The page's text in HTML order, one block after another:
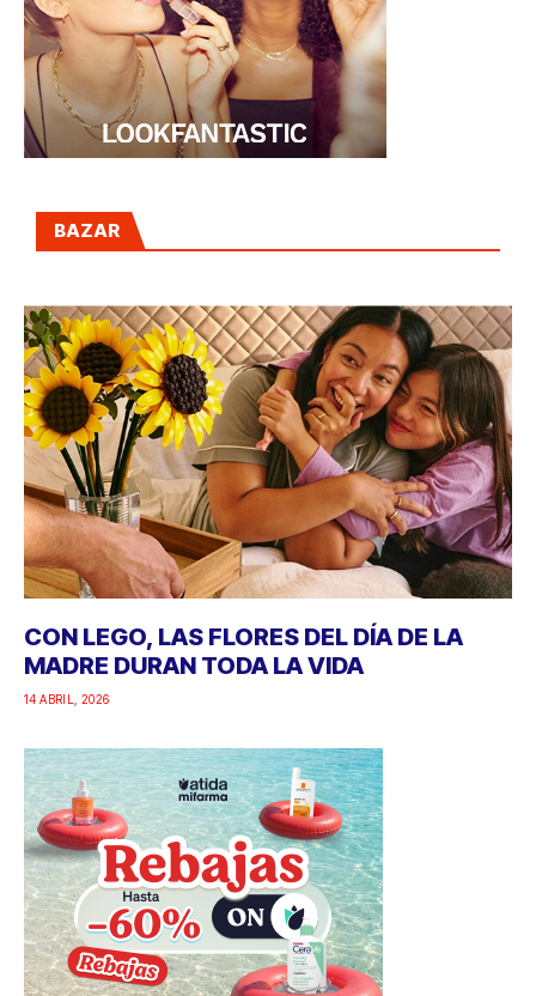
BAZAR
CON LEGO, LAS FLORES DEL DÍA DE LA
MADRE DURAN TODA LA VIDA
14 ABRIL, 2026